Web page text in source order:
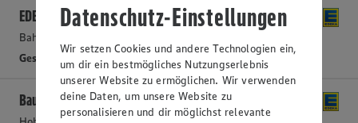
EDEKA Hansen
Bahnhofstraße 22, 70734 Fellbach
Geschlossen
- Öffnet morgen um 08:00 Uhr
Bauer's Frischecenter
Datenschutz-Einstellungen
Wir setzen Cookies und andere Technologien ein,
um dir ein bestmögliches Nutzungserlebnis
unserer Website zu ermöglichen. Wir verwenden
deine Daten, um unsere Website zu
personalisieren und dir möglichst relevante